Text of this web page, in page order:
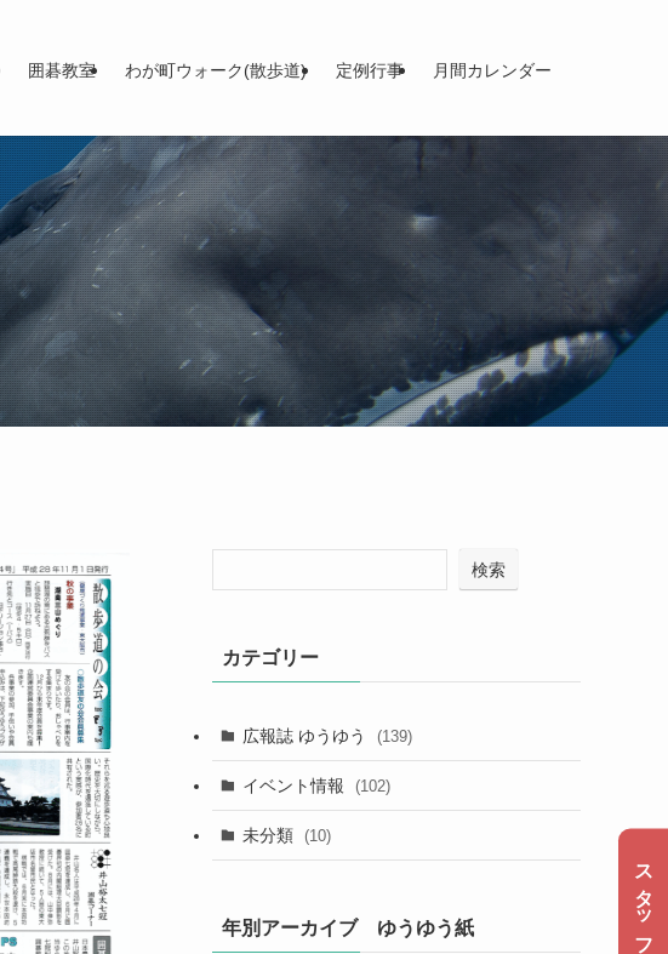
囲碁教室 わが町ウォーク(散歩道) 定例行事 月間カレンダー
検索
カテゴリー
広報誌 ゆうゆう (139)
イベント情報 (102)
未分類 (10)
年別アーカイブ ゆうゆう紙 スタッフ募集